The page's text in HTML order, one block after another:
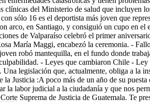
clínicas del Ministerio de salud que incluyen
sólo 16 es el deportista más joven que
arco, en Santiago, y consiguió un cupo en
de Valparaíso celebró el primer
María Maggi, encabezó la ceremonia. -
robó mantequilla, en el fundo donde
- Leyes que cambiaron Chile -
legislación que, actualmente, obliga a la
Justicia :A poco más de un año de su
la labor judicial a la ciudadanía y que nos
Suprema de Justicia de Guatemala. Te